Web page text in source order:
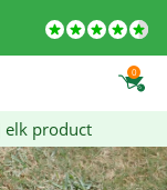
0
elk product